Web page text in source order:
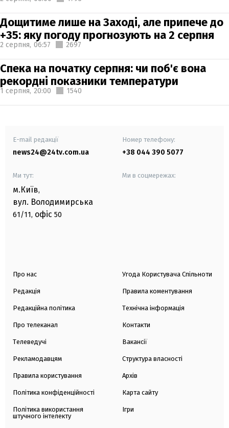
Дощитиме лише на Заході, але припече до
+35: яку погоду прогнозують на 2 серпня
2 серпня, 06:57 2697
Спека на початку серпня: чи поб'є вона
рекордні показники температури
1 серпня, 20:00 1540
E-mail редакції
news24@24tv.com.ua
Номер телефону:
+38 044 390 5077
Ми тут:
м.Київ,
вул. Володимирська
61/11, офіс 50
Ми в соцмережах:
Про нас
Редакція
Редакційна політика
Про телеканал
Телеведучі
Рекламодавцям
Правила користування
Політика конфіденційності
Політика використання
штучного інтелекту
Угода Користувача Спільноти
Правила коментування
Технічна інформація
Контакти
Вакансії
Структура власності
Архів
Карта сайту
Ігри